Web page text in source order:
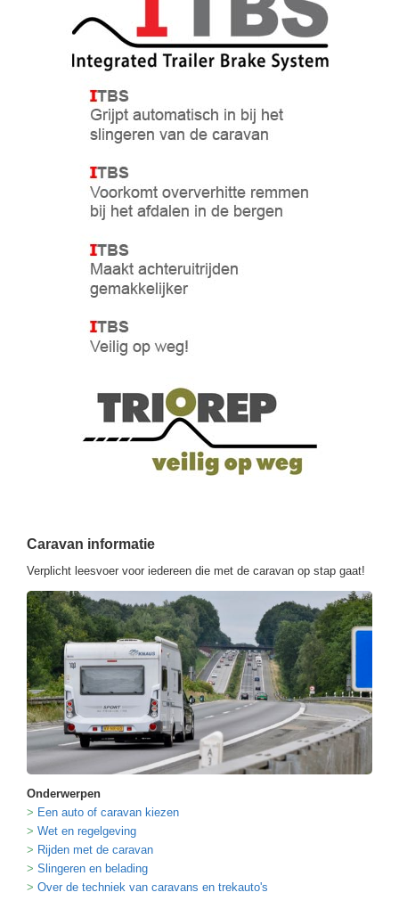
Caravan informatie
Verplicht leesvoer voor iedereen die met de caravan op stap gaat!
Onderwerpen
Een auto of caravan kiezen
Wet en regelgeving
Rijden met de caravan
Slingeren en belading
Over de techniek van caravans en trekauto's